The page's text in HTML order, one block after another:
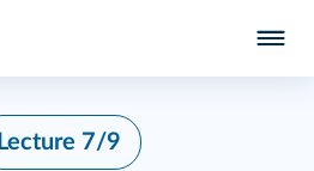
Lecture 7/9